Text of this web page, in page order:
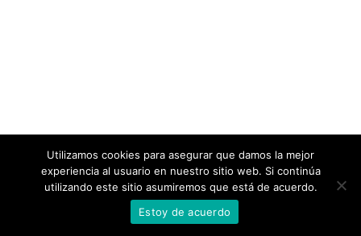
Utilizamos cookies para asegurar que damos la mejor
experiencia al usuario en nuestro sitio web. Si continúa
utilizando este sitio asumiremos que está de acuerdo.
Estoy de acuerdo